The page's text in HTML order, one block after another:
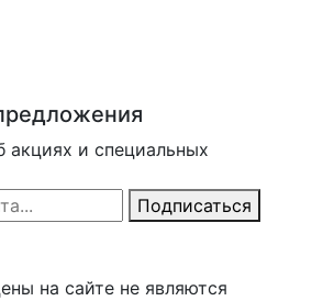
акциях и специальных
Подписаться
на сайте не являются